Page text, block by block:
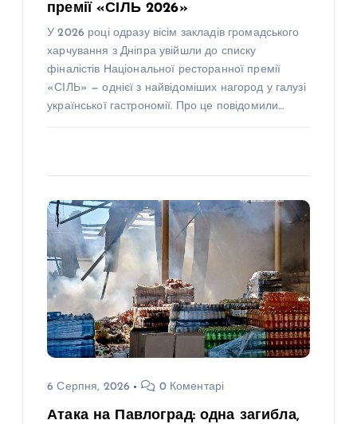
премії «СІЛЬ 2026»
У 2026 році одразу вісім закладів громадського
харчування з Дніпра увійшли до списку
фіналістів Національної ресторанної премії
«СІЛЬ» — однієї з найвідоміших нагород у галузі
української гастрономії. Про це повідомили…
6 Серпня, 2026 0 Коментарі
Атака на Павлоград: одна загибла,